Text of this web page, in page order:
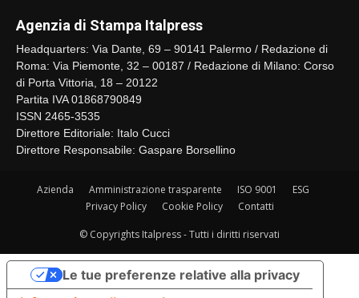
Agenzia di Stampa Italpress
Headquarters: Via Dante, 69 – 90141 Palermo / Redazione di
Roma: Via Piemonte, 32 – 00187 / Redazione di Milano: Corso
di Porta Vittoria, 18 – 20122
Partita IVA 01868790849
ISSN 2465-3535
Direttore Editoriale: Italo Cucci
Direttore Responsabile: Gaspare Borsellino
Azienda Amministrazione trasparente ISO 9001
ESG
Privacy Policy
Cookie Policy Contatti
© Copyrights Italpress - Tutti i diritti riservati
Le tue preferenze relative alla privacy